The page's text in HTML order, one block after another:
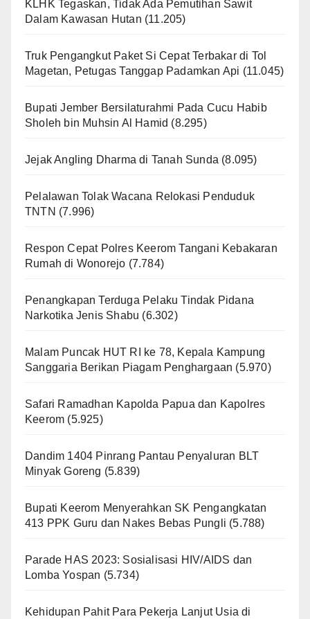
KLHK Tegaskan, Tidak Ada Pemutihan Sawit
Dalam Kawasan Hutan (11.205)
Truk Pengangkut Paket Si Cepat Terbakar di Tol
Magetan, Petugas Tanggap Padamkan Api (11.045)
Bupati Jember Bersilaturahmi Pada Cucu Habib
Sholeh bin Muhsin Al Hamid (8.295)
Jejak Angling Dharma di Tanah Sunda (8.095)
Pelalawan Tolak Wacana Relokasi Penduduk
TNTN (7.996)
Respon Cepat Polres Keerom Tangani Kebakaran
Rumah di Wonorejo (7.784)
Penangkapan Terduga Pelaku Tindak Pidana
Narkotika Jenis Shabu (6.302)
Malam Puncak HUT RI ke 78, Kepala Kampung
Sanggaria Berikan Piagam Penghargaan (5.970)
Safari Ramadhan Kapolda Papua dan Kapolres
Keerom (5.925)
Dandim 1404 Pinrang Pantau Penyaluran BLT
Minyak Goreng (5.839)
Bupati Keerom Menyerahkan SK Pengangkatan
413 PPK Guru dan Nakes Bebas Pungli (5.788)
Parade HAS 2023: Sosialisasi HIV/AIDS dan
Lomba Yospan (5.734)
Kehidupan Pahit Para Pekerja Lanjut Usia di